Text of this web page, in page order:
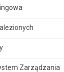
Zarządzania